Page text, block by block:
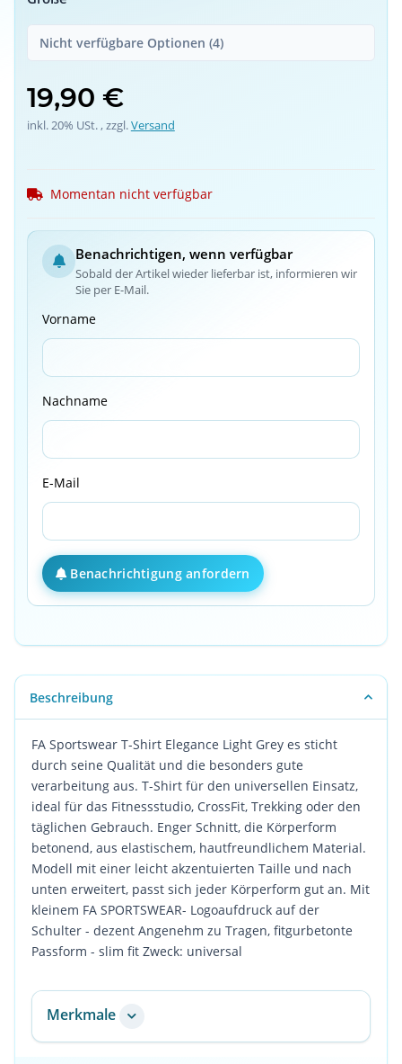
Nicht verfügbare Optionen (4)
19,90 €
inkl. 20% USt. , zzgl.Versand
Momentan nicht verfügbar
Benachrichtigen, wenn verfügbar
Sobald der Artikel wieder lieferbar ist, informieren wir
Sie per E-Mail.
Vorname
Nachname
E-Mail
Benachrichtigung anfordern
Beschreibung
FA Sportswear T-Shirt Elegance Light Grey es sticht
durch seine Qualität und die besonders gute
verarbeitung aus. T-Shirt für den universellen Einsatz,
ideal für das Fitnessstudio, CrossFit, Trekking oder den
täglichen Gebrauch. Enger Schnitt, die Körperform
betonend, aus elastischem, hautfreundlichem Material.
Modell mit einer leicht akzentuierten Taille und nach
unten erweitert, passt sich jeder Körperform gut an. Mit
kleinem FA SPORTSWEAR- Logoaufdruck auf der
Schulter - dezent Angenehm zu Tragen, fitgurbetonte
Passform - slim fit Zweck: universal
Merkmale